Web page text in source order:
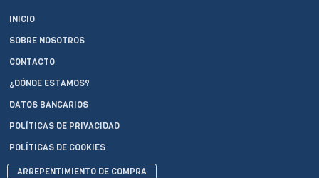
INICIO
SOBRE NOSOTROS
CONTACTO
¿DÓNDE ESTAMOS?
DATOS BANCARIOS
POLÍTICAS DE PRIVACIDAD
POLÍTICAS DE COOKIES
ARREPENTIMIENTO DE COMPRA